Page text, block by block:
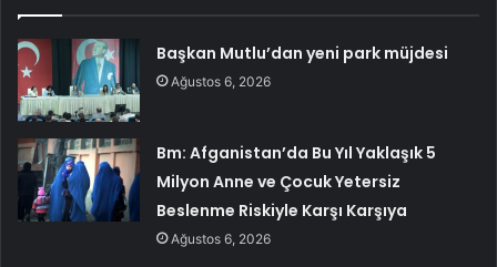
Başkan Mutlu’dan yeni park müjdesi
Ağustos 6, 2026
Bm: Afganistan’da Bu Yıl Yaklaşık 5
Milyon Anne ve Çocuk Yetersiz
Beslenme Riskiyle Karşı Karşıya
Ağustos 6, 2026